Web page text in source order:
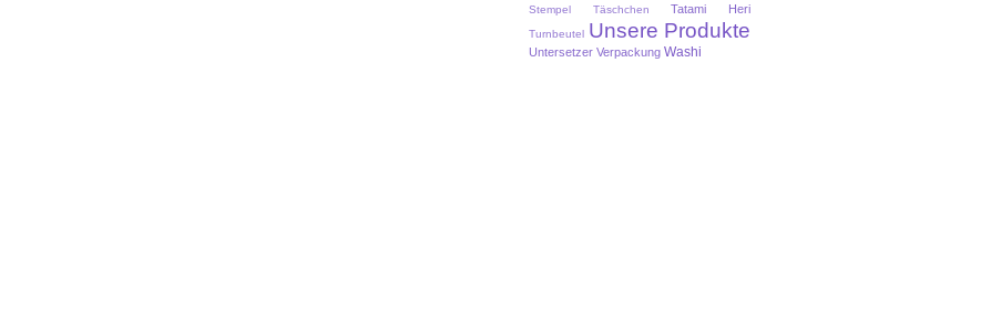
Stempel
Täschchen Tatami Heri
Turnbeutel Unsere Produkte
Untersetzer Verpackung Washi